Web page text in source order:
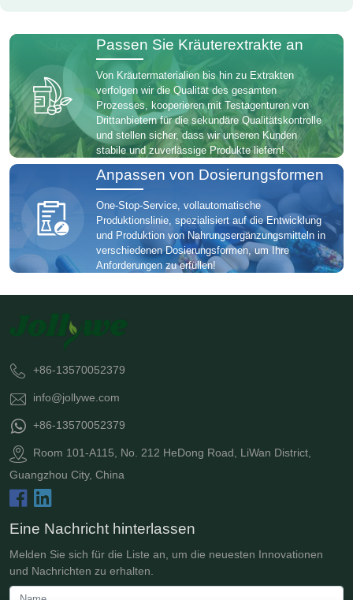
Passen Sie Kräuterextrakte an
Von Kräutermaterialien bis hin zu Extrakten
verfolgen wir die Qualität des gesamten
Prozesses, kooperieren mit Testagenturen von
Drittanbietern für die sekundäre Qualitätskontrolle
und stellen sicher, dass wir unseren Kunden
stabile und zuverlässige Produkte liefern!
Anpassen von Dosierungsformen
One-Stop-Service, vollautomatische
Produktionslinie, spezialisiert auf die Entwicklung
und Produktion von Nahrungsergänzungsmitteln in
verschiedenen Dosierungsformen, um Ihre
Anforderungen zu erfüllen!
+86-13570052379
info@jollywe.com
+86-13570052379
Room 101-A115, No. 212 HeDong Road, LiWan District,
Guangzhou City, China
Eine Nachricht hinterlassen
Melden Sie sich für die Liste an, um die neuesten Innovationen
und Nachrichten zu erhalten.